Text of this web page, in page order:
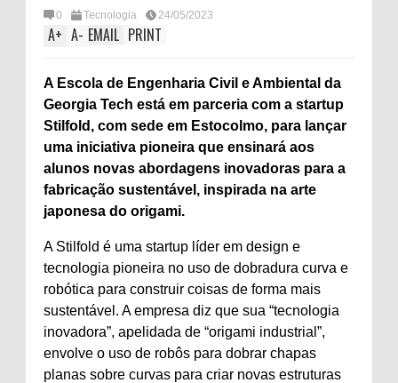
0 Tecnologia 24/05/2023
A+ A- EMAIL PRINT
A Escola de Engenharia Civil e Ambiental da
Georgia Tech está em parceria com a startup
Stilfold, com sede em Estocolmo, para lançar
uma iniciativa pioneira que ensinará aos
alunos novas abordagens inovadoras para a
fabricação sustentável, inspirada na arte
japonesa do origami.
A Stilfold é uma startup líder em design e
tecnologia pioneira no uso de dobradura curva e
robótica para construir coisas de forma mais
sustentável. A empresa diz que sua “tecnologia
inovadora”, apelidada de “origami industrial”,
envolve o uso de robôs para dobrar chapas
planas sobre curvas para criar novas estruturas